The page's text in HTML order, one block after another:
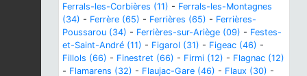
Ferrals-les-Corbières (11) - Ferrals-les-Montagnes
(34) - Ferrère (65) - Ferrières (65) - Ferrières-
Poussarou (34) - Ferrières-sur-Ariège (09) - Festes-
et-Saint-André (11) - Figarol (31) - Figeac (46) -
Fillols (66) - Finestret (66) - Firmi (12) - Flagnac (12)
- Flamarens (32) - Flaujac-Gare (46) - Flaux (30) -